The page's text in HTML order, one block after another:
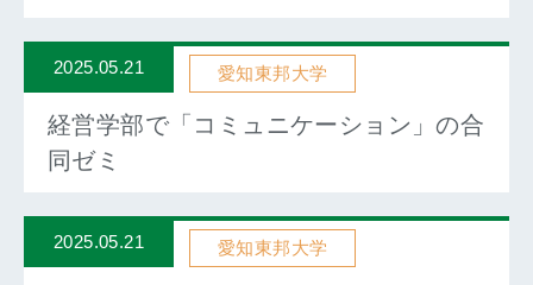
2025.05.21 愛知東邦大学
経営学部で「コミュニケーション」の合
同ゼミ
2025.05.21 愛知東邦大学